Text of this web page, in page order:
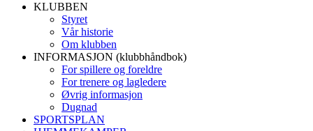
KLUBBEN
Styret
Vår historie
Om klubben
INFORMASJON (klubbhåndbok)
For spillere og foreldre
For trenere og lagledere
Øvrig informasjon
Dugnad
SPORTSPLAN